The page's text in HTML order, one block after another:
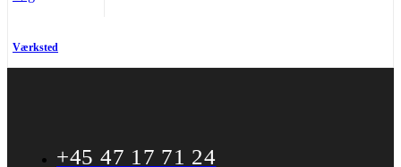
Værksted
+45 47 17 71 24